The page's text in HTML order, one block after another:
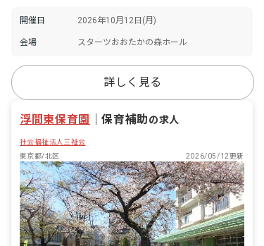
開催日 2026年10月12日(月)
会場 スターツおおたかの森ホール
詳しく見る
浮間東保育園 ｜保育補助の求人
社会福祉法人三祉会
東京都/北区
2026/05/12更新